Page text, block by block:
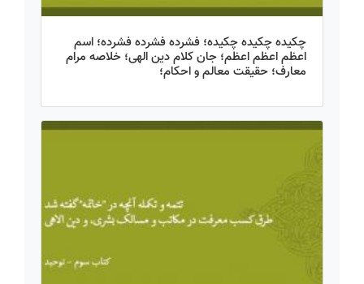
چکیده چکیده چکیده؛ فشرده فشرده فشرده؛ اسم
اعظم اعظم اعظم؛ جان کلام دین الهی؛ خلاصه مرام
معارف؛ حقیقت معالم و احکام؛